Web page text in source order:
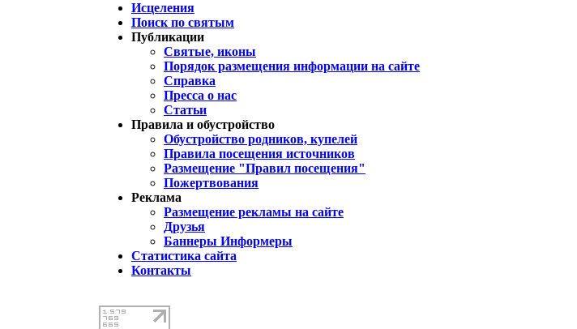
Исцеления
Поиск по святым
Публикации
Святые, иконы
Порядок размещения информации на сайте
Справка
Пресса о нас
Статьи
Правила и обустройство
Обустройство родников, купелей
Правила посещения источников
Размещение "Правил посещения"
Пожертвования
Реклама
Размещение рекламы на сайте
Друзья
Баннеры Информеры
Статистика сайта
Контакты